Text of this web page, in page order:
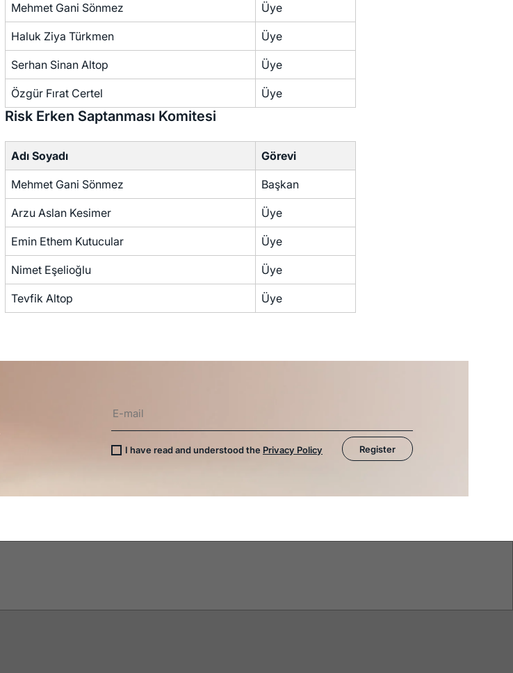
Mehmet Gani Sönmez Üye
Haluk Ziya Türkmen Üye
Serhan Sinan Altop Üye
Özgür Fırat Certel Üye
Risk Erken Saptanması Komitesi
Adı Soyadı Görevi
Mehmet Gani Sönmez Başkan
Arzu Aslan Kesimer Üye
Emin Ethem Kutucular Üye
Nimet Eşelioğlu Üye
Tevfik Altop Üye
I have read and understood the Privacy Policy Register